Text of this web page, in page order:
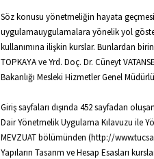
Söz konusu yönetmeliğin hayata
uygulamauygulamalara yönelik yol
kullanımına ilişkin kurslar. Bunlardan
TOPKAYA ve Yrd. Doç. Dr. Cüneyt
Bakanlığı Mesleki Hizmetler Genel
Giriş sayfaları dışında 452 sayfadan
Dair Yönetmelik Uygulama Kılavuzu ile
MEVZUAT bölümünden (http://
Yapıların Tasarım ve Hesap Esasları